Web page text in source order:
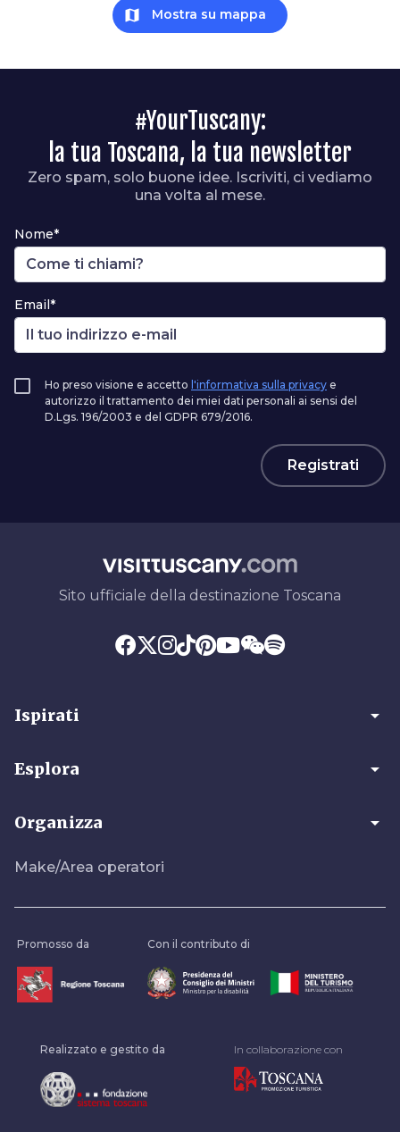
map Mostra su mappa
#YourTuscany:
la tua Toscana, la tua newsletter
Zero spam, solo buone idee. Iscriviti, ci vediamo
una volta al mese.
Nome*
Email*
Ho preso visione e accetto l'informativa sulla privacy e
autorizzo il trattamento dei miei dati personali ai sensi del
D.Lgs. 196/2003 e del GDPR 679/2016.
Registrati
Sito ufficiale della destinazione Toscana
Ispirati arrow_drop_down
Esplora arrow_drop_down
Organizza arrow_drop_down
Make/Area operatori
Promosso da Con il contributo di
Realizzato e gestito da In collaborazione con